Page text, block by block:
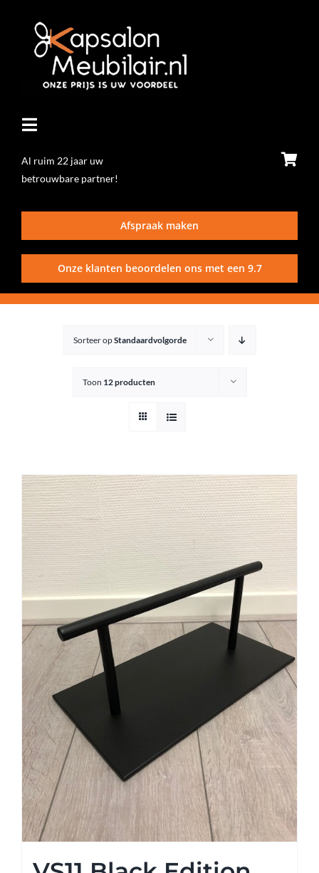
Toggle
Navigatie
Stoelen
Accessoires
Magazijnsale
Buitenkansjes
Afspraak maken
Contact
Al ruim 22 jaar uw
betrouwbare partner!
Afspraak maken
Onze klanten beoordelen ons met een 9.7
Sorteer opStandaardvolgorde
Toon 12 producten